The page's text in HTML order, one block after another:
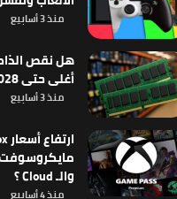
منذ 3 أسابيع
هل نقص
أغلى حتى 2028؟
منذ 3 أسابيع
والـ Cloud ؟
منذ 4 أسابيع